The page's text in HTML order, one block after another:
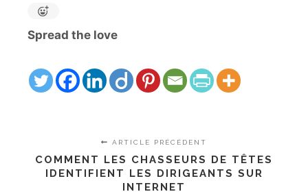
Spread the love
ARTICLE PRÉCÉDENT
COMMENT LES CHASSEURS DE TÊTES
IDENTIFIENT LES DIRIGEANTS SUR
INTERNET